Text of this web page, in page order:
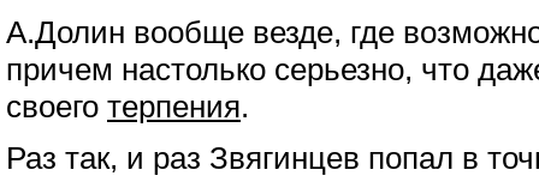
А.Долин вообще везде, где
причем настолько серьезно, что
своего терпения.
Раз так, и раз Звягинцев попал в